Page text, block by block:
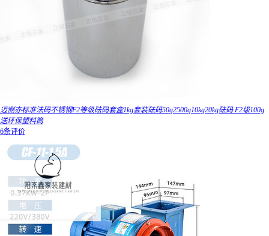
迈恻亦标准法码不锈钢F2等级砝码套盒1kg套装砝码50g2500g10kg20kg砝码 F2级100g
送环保塑料筒
6条评价